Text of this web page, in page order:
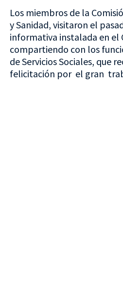
Los miembros de la
y Sanidad, visitaron el
informativa instalada en el
compartiendo con los
de Servicios Sociales, que
felicitación por el gran